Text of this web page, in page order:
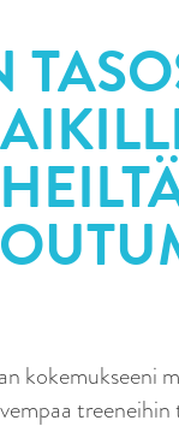
kokemukseeni